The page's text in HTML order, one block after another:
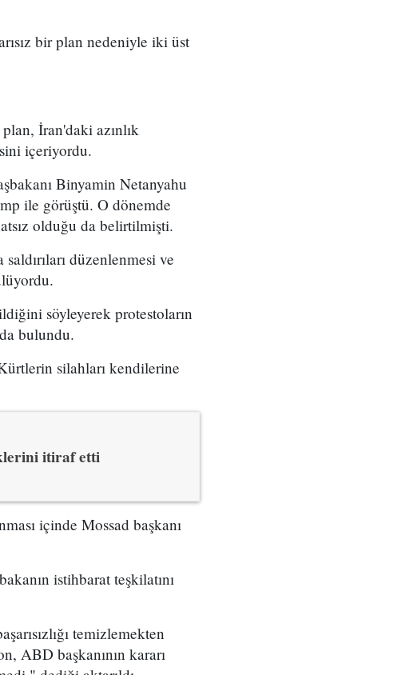
bir plan nedeniyle iki üst
İran'daki azınlık
içeriyordu.
Binyamin Netanyahu
ile görüştü. O dönemde
olduğu da belirtilmişti.
düzenlenmesi ve
söyleyerek protestoların
bulundu.
silahları kendilerine
itiraf etti
içinde Mossad başkanı
istihbarat teşkilatını
temizlemekten
ABD başkanının kararı